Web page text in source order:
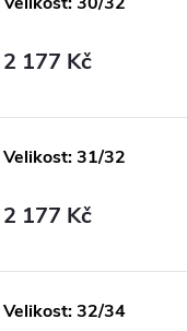
2 177 Kč
Velikost: 31/32
2 177 Kč
Velikost: 32/34